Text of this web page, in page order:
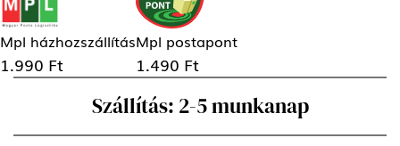
Mpl házhozszállítás
1.990 Ft
Mpl postapont
1.490 Ft
Szállítás: 2-5 munkanap